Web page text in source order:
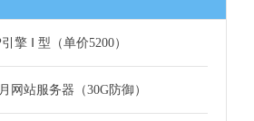
擎 Ⅰ 型（单价5200）
网站服务器（30G防御）